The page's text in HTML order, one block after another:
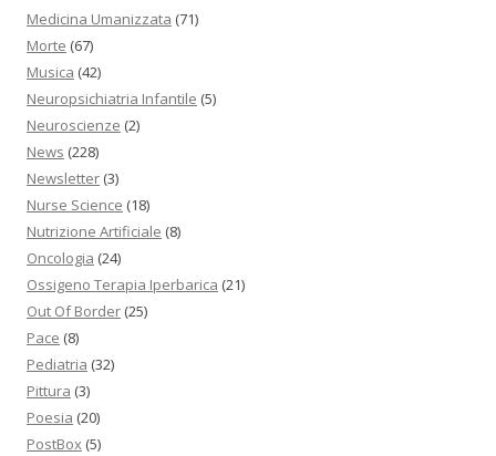
Medicina Umanizzata (71)
Morte (67)
Musica (42)
Neuropsichiatria Infantile (5)
Neuroscienze (2)
News (228)
Newsletter (3)
Nurse Science (18)
Nutrizione Artificiale (8)
Oncologia (24)
Ossigeno Terapia Iperbarica (21)
Out Of Border (25)
Pace (8)
Pediatria (32)
Pittura (3)
Poesia (20)
PostBox (5)